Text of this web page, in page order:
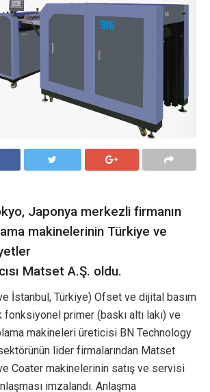
Japonya merkezli firmanın
makinelerinin Türkiye ve
Matset A.Ş. oldu.
İstanbul, Türkiye) Ofset ve dijital basım
primer (baskı altı lakı) ve
makineleri üreticisi BN Technology
lider firmalarından Matset
Coater makinelerinin satış ve servisi
imzalandı. Anlaşma